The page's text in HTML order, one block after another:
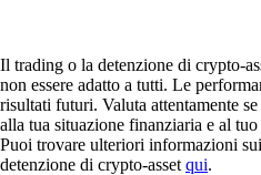
Il trading o la detenzione di crypto-
non essere adatto a tutti. Le
risultati futuri. Valuta attentamente
alla tua situazione finanziaria e al
Puoi trovare ulteriori informazioni
detenzione di crypto-asset qui.